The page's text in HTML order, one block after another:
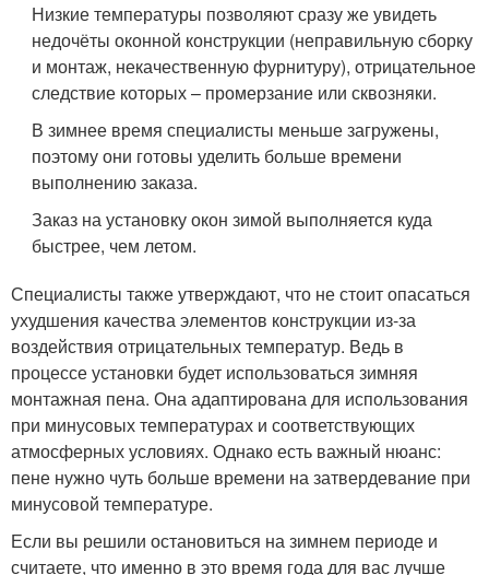
Низкие температуры позволяют сразу же увидеть
недочёты оконной конструкции (неправильную сборку
и монтаж, некачественную фурнитуру), отрицательное
следствие которых – промерзание или сквозняки.
В зимнее время специалисты меньше загружены,
поэтому они готовы уделить больше времени
выполнению заказа.
Заказ на установку окон зимой выполняется куда
быстрее, чем летом.
Специалисты также утверждают, что не стоит опасаться
ухудшения качества элементов конструкции из-за
воздействия отрицательных температур. Ведь в
процессе установки будет использоваться зимняя
монтажная пена. Она адаптирована для использования
при минусовых температурах и соответствующих
атмосферных условиях. Однако есть важный нюанс:
пене нужно чуть больше времени на затвердевание при
минусовой температуре.
Если вы решили остановиться на зимнем периоде и
считаете, что именно в это время года для вас лучше